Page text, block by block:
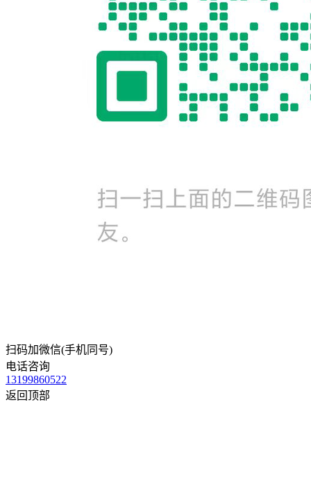
扫码加微信(手机同号)
电话咨询
13199860522
返回顶部